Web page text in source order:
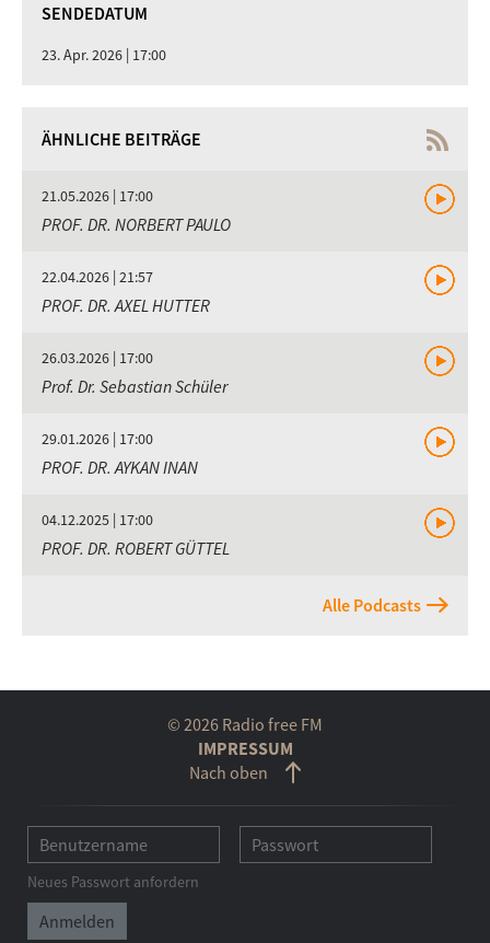
SENDEDATUM
23. Apr. 2026 | 17:00
ÄHNLICHE BEITRÄGE
21.05.2026 | 17:00
PROF. DR. NORBERT PAULO
22.04.2026 | 21:57
PROF. DR. AXEL HUTTER
26.03.2026 | 17:00
Prof. Dr. Sebastian Schüler
29.01.2026 | 17:00
PROF. DR. AYKAN INAN
04.12.2025 | 17:00
PROF. DR. ROBERT GÜTTEL
Alle Podcasts
© 2026 Radio free FM
IMPRESSUM
Nach oben
Neues Passwort anfordern